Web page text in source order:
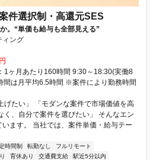
件選択制・高還元SES
。“単価も給与も全部見える”
ィング
1ヶ月あたり160時間 9:30～18:30(実働8
は月平均6.5時間 ※案件により勤務時間
げたい」 「モダンな案件で市場価値を高
く、自分で案件を選びたい」 そんなエン
ます。 当社では、案件単価・給与テー
時間制 転勤なし
フルリモート
育休あり 交通費支給
駅近5分以内